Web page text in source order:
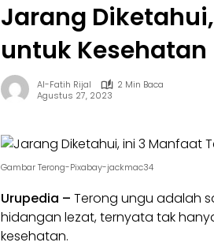
Jarang
untuk Kesehatan
Al-Fatih Rijal
2 Min Baca
Agustus 27, 2023
Gambar Terong-Pixabay-jackmac34
Urupedia – Terong ungu adalah
hidangan lezat, ternyata tak
kesehatan.